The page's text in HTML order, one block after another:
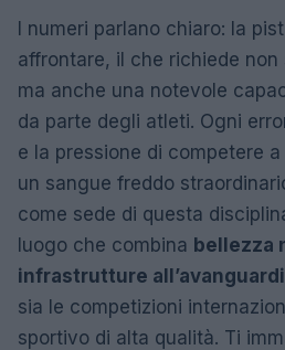
I numeri parlano chiaro: la
affrontare, il che richiede
ma anche una notevole
da parte degli atleti. Ogni
e la pressione di competere
un sangue freddo
come sede di questa
luogo che combina bellezza
infrastrutture
sia le competizioni
sportivo di alta qualità. Ti